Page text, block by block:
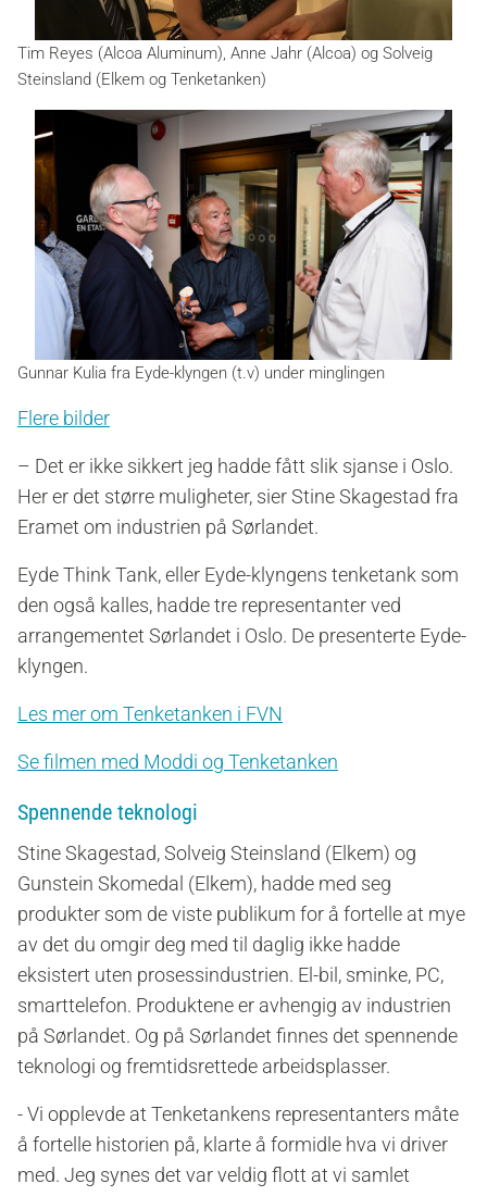
Tim Reyes (Alcoa Aluminum), Anne Jahr (Alcoa) og Solveig
Steinsland (Elkem og Tenketanken)
Gunnar Kulia fra Eyde-klyngen (t.v) under minglingen
Flere bilder
– Det er ikke sikkert jeg hadde fått slik sjanse i Oslo.
Her er det større muligheter, sier Stine Skagestad fra
Eramet om industrien på Sørlandet.
Eyde Think Tank, eller Eyde-klyngens tenketank som
den også kalles, hadde tre representanter ved
arrangementet Sørlandet i Oslo. De presenterte Eyde-
klyngen.
Les mer om Tenketanken i FVN
Se filmen med Moddi og Tenketanken
Spennende teknologi
Stine Skagestad, Solveig Steinsland (Elkem) og
Gunstein Skomedal (Elkem), hadde med seg
produkter som de viste publikum for å fortelle at mye
av det du omgir deg med til daglig ikke hadde
eksistert uten prosessindustrien. El-bil, sminke, PC,
smarttelefon. Produktene er avhengig av industrien
på Sørlandet. Og på Sørlandet finnes det spennende
teknologi og fremtidsrettede arbeidsplasser.
- Vi opplevde at Tenketankens representanters måte
å fortelle historien på, klarte å formidle hva vi driver
med. Jeg synes det var veldig flott at vi samlet